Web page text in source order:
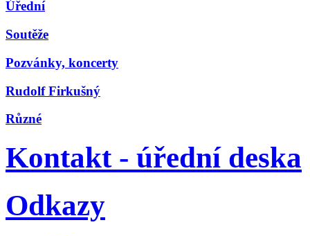
Úřední
Soutěže
Pozvánky, koncerty
Rudolf Firkušný
Různé
Kontakt - úřední deska
Odkazy